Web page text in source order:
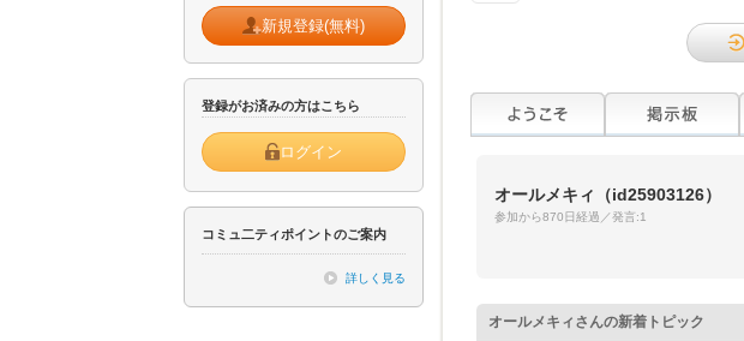
新規登録(無料)
登録がお済みの方はこちら
ログイン
コミュ二ティポイントのご案内
詳しく見る
オールメキィ （id25903126）
参加から870日経過／発言:1
オールメキィ さんの新着トピック